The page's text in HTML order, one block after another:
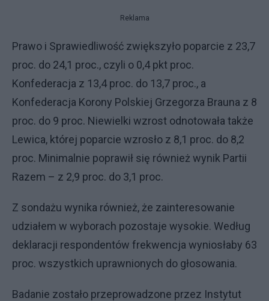
Reklama
Prawo i Sprawiedliwość zwiększyło poparcie z 23,7
proc. do 24,1 proc., czyli o 0,4 pkt proc.
Konfederacja z 13,4 proc. do 13,7 proc., a
Konfederacja Korony Polskiej Grzegorza Brauna z 8
proc. do 9 proc. Niewielki wzrost odnotowała także
Lewica, której poparcie wzrosło z 8,1 proc. do 8,2
proc. Minimalnie poprawił się również wynik Partii
Razem – z 2,9 proc. do 3,1 proc.
Z sondażu wynika również, że zainteresowanie
udziałem w wyborach pozostaje wysokie. Według
deklaracji respondentów frekwencja wyniosłaby 63
proc. wszystkich uprawnionych do głosowania.
Badanie zostało przeprowadzone przez Instytut